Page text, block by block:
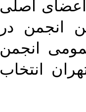
اعضای اصلی
انجمن در
انجمن
انتخاب